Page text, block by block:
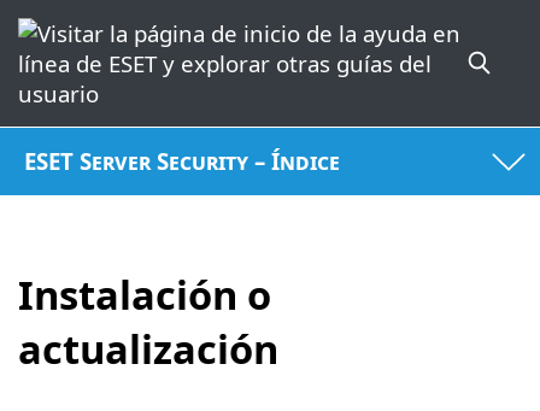
ESET Server Security – Índice
Instalación o
actualización